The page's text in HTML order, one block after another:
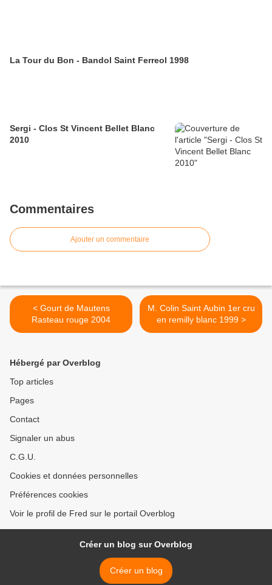
La Tour du Bon - Bandol Saint Ferreol 1998
Sergi - Clos St Vincent Bellet Blanc
2010
Commentaires
Ajouter un commentaire
< Gourt de Mautens
Rasteau rouge 2004
M. Colin Saint Aubin 1er cru
en remilly blanc 1999 >
Hébergé par Overblog
Top articles
Pages
Contact
Signaler un abus
C.G.U.
Cookies et données personnelles
Préférences cookies
Voir le profil de Fred sur le portail Overblog
Créer un blog sur Overblog
Créer un blog